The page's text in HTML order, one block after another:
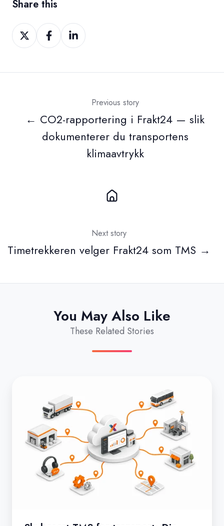
Share this
Share
on
Share
on
Share
on
Previous story
← CO2-rapportering i Frakt24 — slik
dokumenterer du transportens
klimaavtrykk
Next story
Timetrekkeren velger Frakt24 som TMS →
You May Also Like
These Related Stories
transport:
transportplanlegging
hjemme